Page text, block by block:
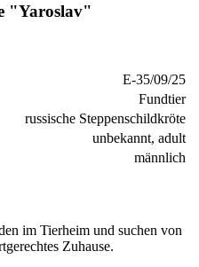
"Yaroslav"
E-35/09/25
Fundtier
russische Steppenschildkröte
unbekannt, adult
männlich
im Tierheim und suchen von
Zuhause.